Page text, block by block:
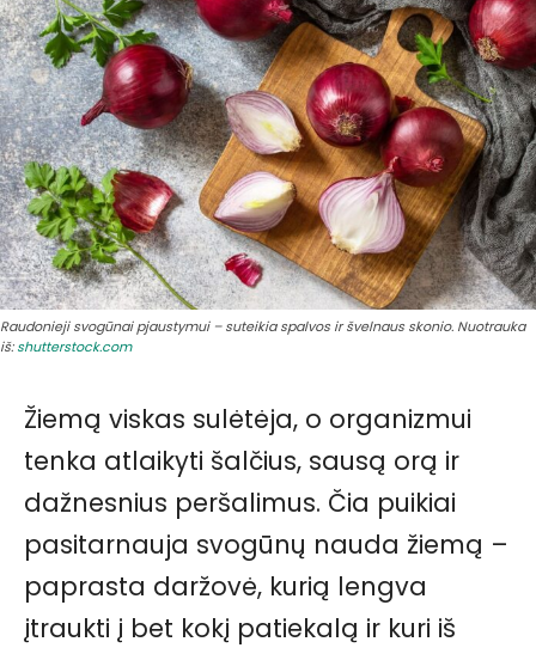
Raudonieji svogūnai pjaustymui – suteikia spalvos ir švelnaus skonio. Nuotrauka
iš:shutterstock.com
Žiemą viskas sulėtėja, o organizmui
tenka atlaikyti šalčius, sausą orą ir
dažnesnius peršalimus. Čia puikiai
pasitarnauja svogūnų nauda žiemą –
paprasta daržovė, kurią lengva
įtraukti į bet kokį patiekalą ir kuri iš